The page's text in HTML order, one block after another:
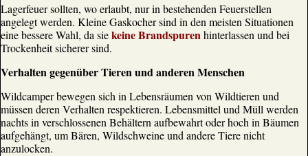
Lagerfeuer sollten, wo erlaubt, nur in bestehenden Feuerstellen
angelegt werden. Kleine Gaskocher sind in den meisten Situationen
eine bessere Wahl, da siekeine Brandspurenhinterlassen und bei
Trockenheit sicherer sind.
Verhalten gegenüber Tieren und anderen Menschen
Wildcamper bewegen sich in Lebensräumen von Wildtieren und
müssen deren Verhalten respektieren. Lebensmittel und Müll werden
nachts in verschlossenen Behältern aufbewahrt oder hoch in Bäumen
aufgehängt, um Bären, Wildschweine und andere Tiere nicht
anzulocken.